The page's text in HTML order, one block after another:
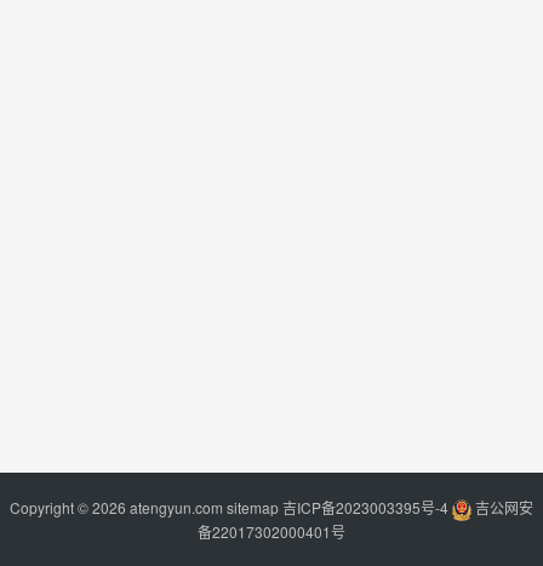
Copyright © 2026 atengyun.com sitemap吉ICP备2023003395号-4
吉公网安
备22017302000401号